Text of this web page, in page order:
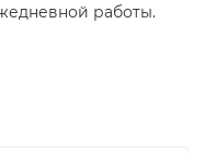
работы.